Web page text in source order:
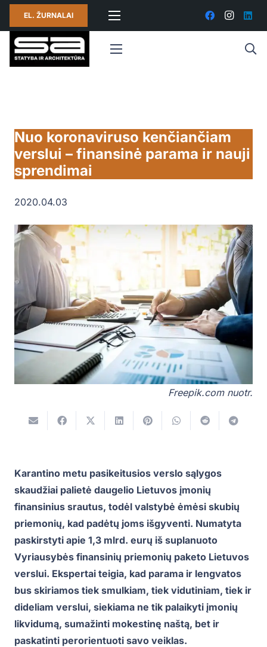
EL. ŽURNALAI
Nuo koronaviruso kenčiančiam
verslui – finansinė parama ir nauji
sprendimai
2020.04.03
Freepik.com nuotr.
Karantino metu pasikeitusios verslo sąlygos
skaudžiai palietė daugelio Lietuvos įmonių
finansinius srautus, todėl valstybė ėmėsi skubių
priemonių, kad padėtų joms išgyventi. Numatyta
paskirstyti apie 1,3 mlrd. eurų iš suplanuoto
Vyriausybės finansinių priemonių paketo Lietuvos
verslui. Ekspertai teigia, kad parama ir lengvatos
bus skiriamos tiek smulkiam, tiek vidutiniam, tiek ir
dideliam verslui, siekiama ne tik palaikyti įmonių
likvidumą, sumažinti mokestinę naštą, bet ir
paskatinti perorientuoti savo veiklas.